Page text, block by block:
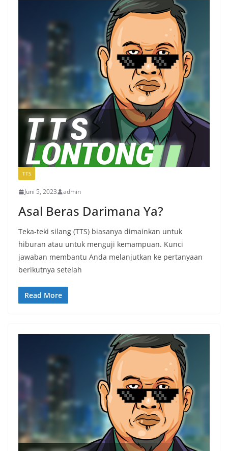
TTS
Juni 5, 2023 admin
Asal Beras Darimana Ya?
Teka-teki silang (TTS) biasanya dimainkan untuk
hiburan atau untuk menguji kemampuan. Kunci
jawaban membantu Anda melanjutkan ke pertanyaan
berikutnya setelah
Read More